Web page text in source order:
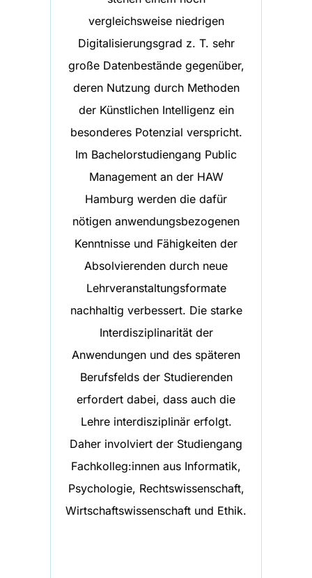
vergleichsweise niedrigen
Digitalisierungsgrad z. T. sehr
große Datenbestände gegenüber,
deren Nutzung durch Methoden
der Künstlichen Intelligenz ein
besonderes Potenzial verspricht.
Im Bachelorstudiengang Public
Management an der HAW
Hamburg werden die dafür
nötigen anwendungsbezogenen
Kenntnisse und Fähigkeiten der
Absolvierenden durch neue
Lehrveranstaltungsformate
nachhaltig verbessert. Die starke
Interdisziplinarität der
Anwendungen und des späteren
Berufsfelds der Studierenden
erfordert dabei, dass auch die
Lehre interdisziplinär erfolgt.
Daher involviert der Studiengang
Fachkolleg:innen aus Informatik,
Psychologie, Rechtswissenschaft,
Wirtschaftswissenschaft und Ethik.